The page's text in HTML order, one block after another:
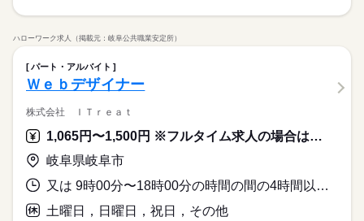
ハローワーク求人（掲載元：岐阜公共職業安定所）
パート・アルバイト
Ｗｅｂデザイナー
株式会社 ＩＴｒｅａｔ
1,065円〜1,500円 ※フルタイム求人の場合は月額（換算額）、パート求人の場合は時間額を表示しています。
岐阜県岐阜市
又は 9時00分〜18時00分の時間の間の4時間以上 就業時間に関する特記事項 一日あたりの就業時間が６時間以上の場合休憩６０分
土曜日，日曜日，祝日，その他